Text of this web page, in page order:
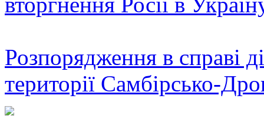
Розпорядження в справі
території Самбірсько-